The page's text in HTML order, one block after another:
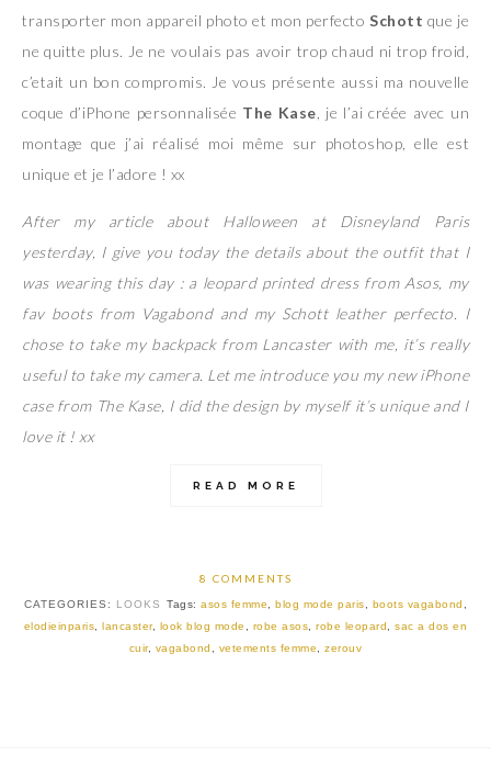
transporter mon appareil photo et mon perfectoSchott que je
ne quitte plus. Je ne voulais pas avoir trop chaud ni trop froid,
c’etait un bon compromis. Je vous présente aussi ma nouvelle
coque d’iPhone personnalisée The Kase , je l’ai créée avec un
montage que j’ai réalisé moi même sur photoshop, elle est
unique et je l’adore ! xx
After my article about Halloween at Disneyland Paris
yesterday, I give you today the details about the outfit that I
was wearing this day : a leopard printed dress from Asos, my
fav boots from Vagabond and my Schott leather perfecto. I
chose to take my backpack from Lancaster with me, it’s really
useful to take my camera. Let me introduce you my new iPhone
case from The Kase, I did the design by myself it’s unique and I
love it ! xx
READ MORE
8 COMMENTS
CATEGORIES: LOOKS Tags: asos femme blog mode paris boots vagabond
elodieinparis ,lancaster, look blog mode robe asos ,robe leopard ,sac a dos en
cuir, vagabond vetements femme ,zerouv